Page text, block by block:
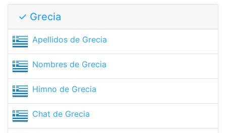
✓ Grecia
Apellidos de Grecia
Nombres de Grecia
Himno de Grecia
Chat de Grecia